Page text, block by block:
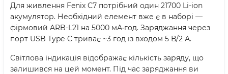
Для живлення Fenix C7 потрібний один 21700 Li-ion
акумулятор. Необхідний елемент вже є в наборі —
фірмовий ARB-L21 на 5000 мА·год. Заряджання через
порт USB Type-C триває ~3 год із входом 5 В/2 А.
Світлова індикація відображає кількість заряду, що
залишився на цей момент. Під час заряджання ви